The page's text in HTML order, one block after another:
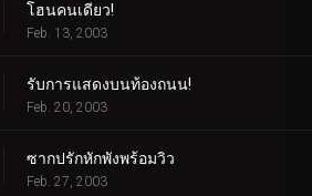
โฮนคนเดียว!
Feb. 13, 2003
รับการแสดงบนท้องถนน!
Feb. 20, 2003
ซากปรักหักพังพร้อมวิว
Feb. 27, 2003